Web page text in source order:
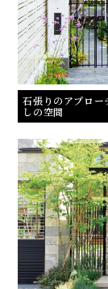
石張りのアプロー
しの空間